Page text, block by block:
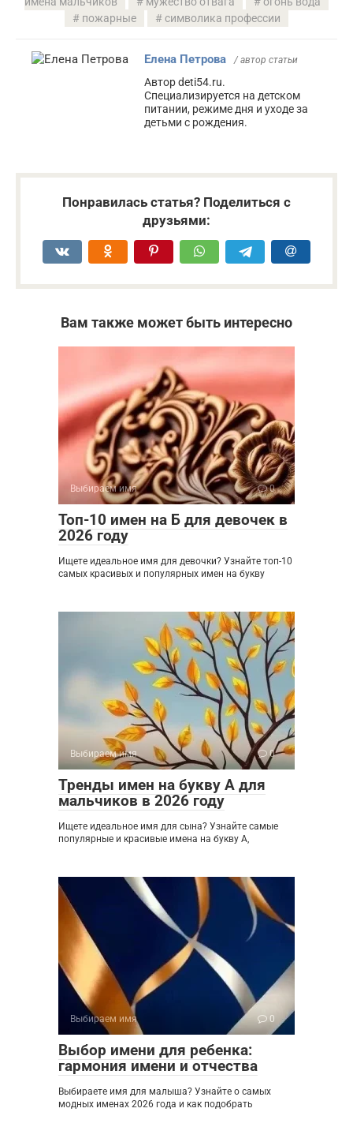
пожарные
символика профессии
Елена Петрова / автор статьи
Автор deti54.ru.
Специализируется на детском
питании, режиме дня и уходе за
детьми с рождения.
Понравилась статья? Поделиться с
друзьями:
Вам также может быть интересно
Выбираем имя 0
Топ-10 имен на Б для девочек в
2026 году
Ищете идеальное имя для девочки? Узнайте топ-10
самых красивых и популярных имен на букву
Выбираем имя 0
Тренды имен на букву А для
мальчиков в 2026 году
Ищете идеальное имя для сына? Узнайте самые
популярные и красивые имена на букву А,
Выбираем имя 0
Выбор имени для ребенка:
гармония имени и отчества
Выбираете имя для малыша? Узнайте о самых
модных именах 2026 года и как подобрать